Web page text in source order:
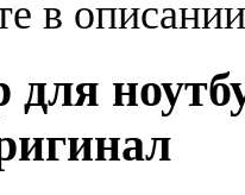
в